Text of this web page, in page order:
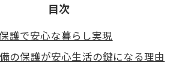
目次
護で安心な暮らし実現
の保護が安心生活の鍵になる理由